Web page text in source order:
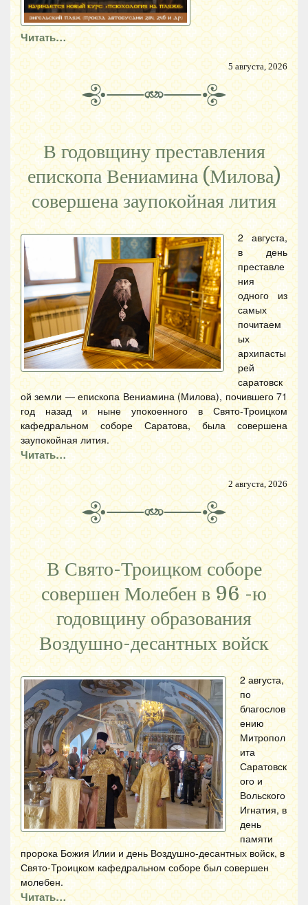
Читать…
5 августа, 2026
В годовщину преставления
епископа Вениамина (Милова)
совершена заупокойная лития
2 августа,
в день
преставле
ния
одного из
самых
почитаем
ых
архипасты
рей
саратовск
ой земли — епископа Вениамина (Милова), почившего 71
год назад и ныне упокоенного в Свято-Троицком
кафедральном соборе Саратова, была совершена
заупокойная лития.
Читать…
2 августа, 2026
В Свято-Троицком соборе
совершен Молебен в 96 -ю
годовщину образования
Воздушно-десантных войск
2 августа,
по
благослов
ению
Митропол
ита
Саратовск
ого и
Вольского
Игнатия, в
день
памяти
пророка Божия Илии и день Воздушно-десантных войск, в
Свято-Троицком кафедральном соборе был совершен
молебен.
Читать…